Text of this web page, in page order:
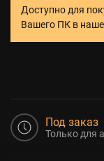
Доступно для
Вашего ПК в
Под заказ
Только для